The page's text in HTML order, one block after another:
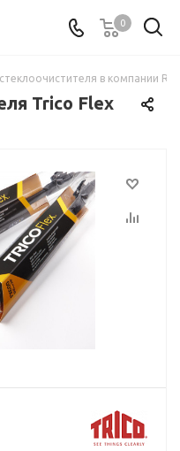
0
в компании
Trico Flex